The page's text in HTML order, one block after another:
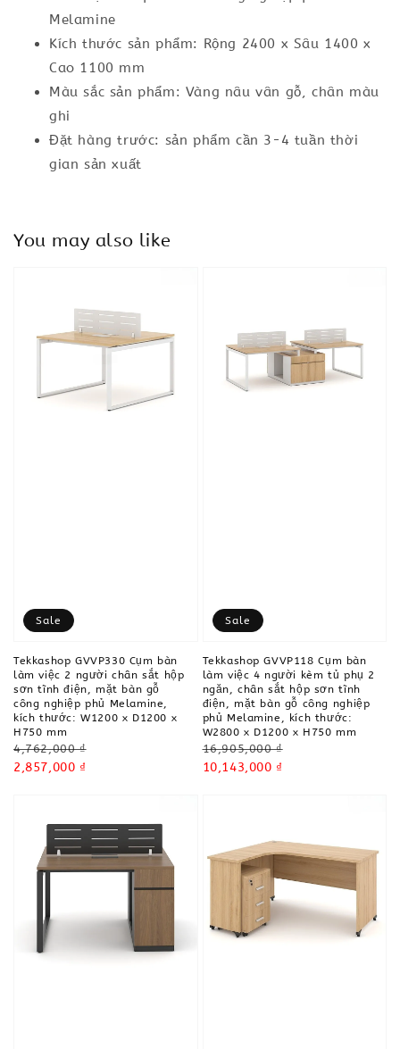
Melamine
Kích thước sản phẩm: Rộng 2400 x Sâu 1400 x
Cao 1100 mm
Màu sắc sản phẩm: Vàng nâu vân gỗ, chân màu
ghi
Đặt hàng trước: sản phẩm cần 3-4 tuần thời
gian sản xuất
You may also like
Sale
Tekkashop GVVP330 Cụm bàn
làm việc 2 người chân sắt hộp
sơn tĩnh điện, mặt bàn gỗ
công nghiệp phủ Melamine,
kích thước: W1200 x D1200 x
H750 mm
Regular
price
4,762,000 ₫
Sale
2,857,000 ₫
Sale
Tekkashop GVVP118 Cụm bàn
làm việc 4 người kèm tủ phụ 2
ngăn, chân sắt hộp sơn tĩnh
điện, mặt bàn gỗ công nghiệp
phủ Melamine, kích thước:
W2800 x D1200 x H750 mm
Regular
price
16,905,000 ₫
Sale
10,143,000 ₫